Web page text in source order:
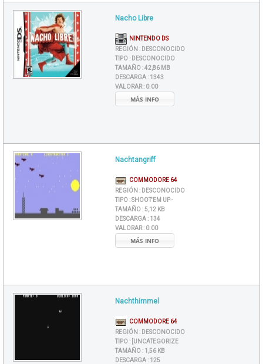
Nacho Libre
NINTENDO DS
REGIÓN : DESCONOCIDO
TIPO : DESCONOCIDO
TAMAÑO :42,86 MB
DESCARGA : 1343
VALORAR : 0.00
MÁS INFO
Nachtangriff
COMMODORE 64
REGIÓN : DESCONOCIDO
TIPO :SHOOT'EM UP -
TAMAÑO :5,12 KB
DESCARGA : 134
VALORAR : 0.00
MÁS INFO
Nachthimmel
COMMODORE 64
REGIÓN : DESCONOCIDO
TIPO : [UNCATEGORIZE
TAMAÑO : 1,56 KB
DESCARGA : 125